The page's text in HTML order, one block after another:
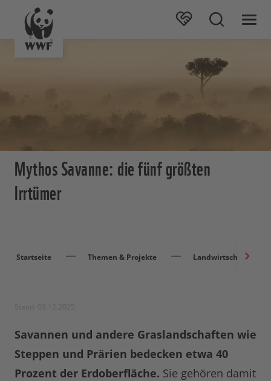
Mythos Savanne: die fünf größten
Irrtümer
Startseite Themen & Projekte Landwirtschaft
Savannen und andere Graslandschaften wie
Steppen und Prärien bedecken etwa 40
Prozent der Erdoberfläche. Sie gehören damit